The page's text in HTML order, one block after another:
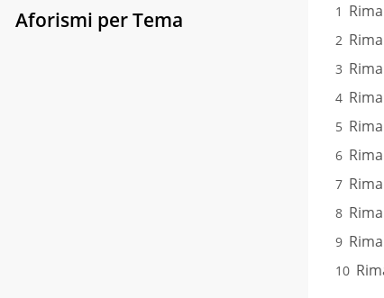
Aforismi per Tema